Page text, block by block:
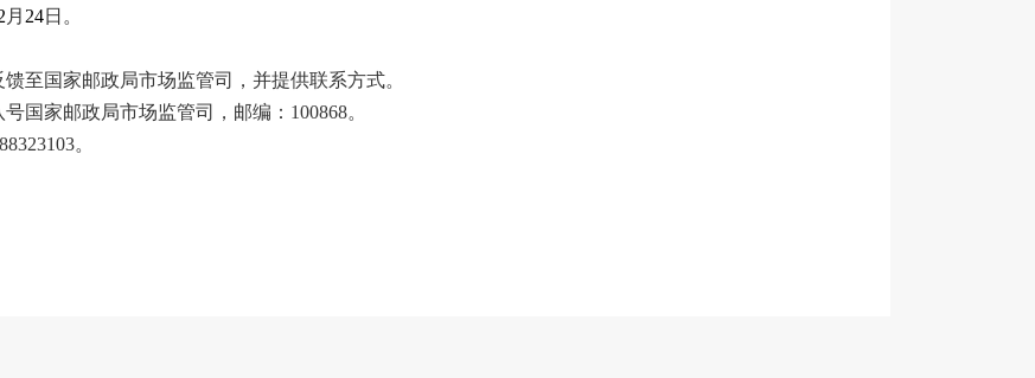
月 24日。
至国家邮政局市场监管司，并提供联系方式。
国家邮政局市场监管司，邮编：100868。
。